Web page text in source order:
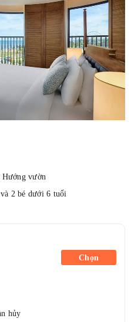
Hướng vườn
2 bé dưới 6 tuổi
hủy
Chọn